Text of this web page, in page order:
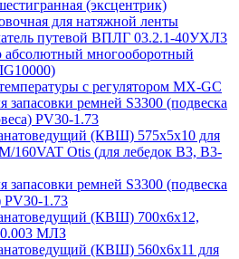
(эксцентрик)
для натяжной ленты
путевой ВПЛГ 03.2.1-40УХЛ3
абсолютный многооборотный
с регулятором MX-GC
запасовки ремней S3300 (подвеска
PV30-1.73
(КВШ) 575х5х10 для
160VAT Otis (для лебедок B3, B3-
запасовки ремней S3300 (подвеска
1.73
(КВШ) 700х6х12,
МЛЗ
(КВШ) 560х6х11 для